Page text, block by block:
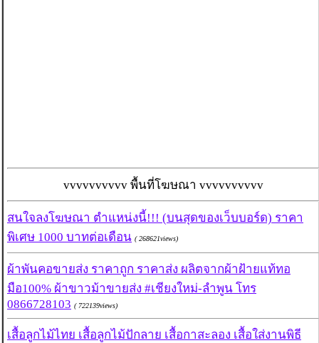
vvvvvvvvvv พื้นที่โฆษณา vvvvvvvvvv
สนใจลงโฆษณา ตำแหน่งนี้!!! (บนสุดของเว็บบอร์ด) ราคา
พิเศษ 1000 บาทต่อเดือน ( 268621views)
ผ้าพันคอขายส่ง ราคาถูก ราคาส่ง ผลิตจากผ้าฝ้ายแท้ทอ
มือ100% ผ้าขาวม้าขายส่ง #เชียงใหม่-ลำพูน โทร
0866728103 ( 722139views)
เสื้อลูกไม้ไทย เสื้อลูกไม้ปักลาย เสื้อกาสะลอง เสื้อใส่งานพิธี